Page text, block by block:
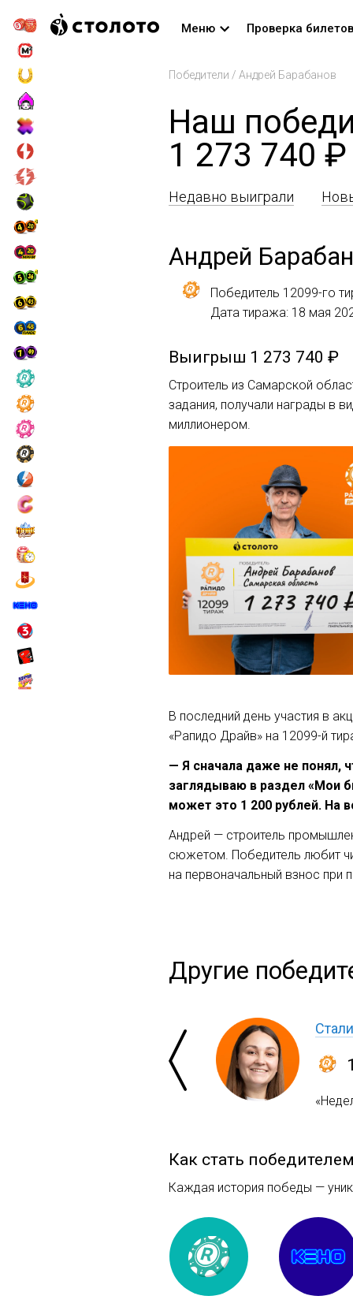
Меню Проверка билетов
Победители / Андрей Барабанов
Наш
1 273 740 ₽
Недавно выиграли
Андрей
Победитель 12099-го
Дата тиража: 18 мая
Выигрыш 1 273 740 ₽
Строитель из Самарской
задания, получали награды в
миллионером.
В последний день участия в
«Рапидо Драйв» на 12099-й
— Я сначала даже не понял,
заглядываю в раздел «Мои
может это 1 200 рублей. На
Андрей — строитель
сюжетом. Победитель любит
на первоначальный взнос при
Другие
Как стать
Каждая история победы —